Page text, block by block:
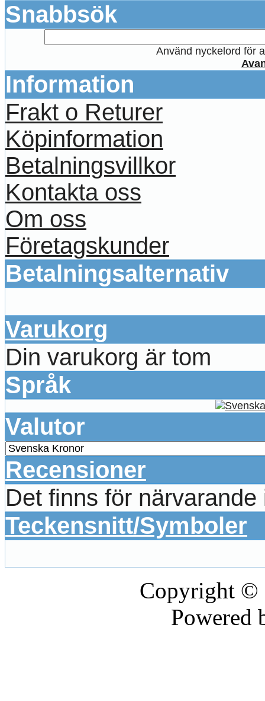
Snabbsök
Använd nyckelord för
Information
Frakt o Returer
Köpinformation
Betalningsvillkor
Kontakta oss
Om oss
Företagskunder
Betalningsalternativ
Varukorg
Din varukorg är tom
Språk
Valutor
Recensioner
Det finns för
Teckensnitt/Symboler
Copyright
Powered